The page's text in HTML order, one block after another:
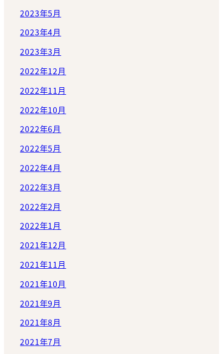
2023年5月
2023年4月
2023年3月
2022年12月
2022年11月
2022年10月
2022年6月
2022年5月
2022年4月
2022年3月
2022年2月
2022年1月
2021年12月
2021年11月
2021年10月
2021年9月
2021年8月
2021年7月